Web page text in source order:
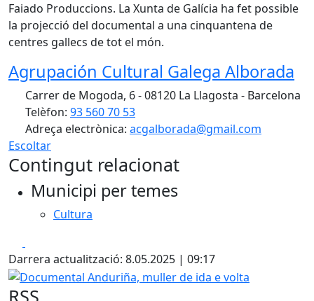
Faiado Produccions. La Xunta de Galícia ha fet possible
la projecció del documental a una cinquantena de
centres gallecs de tot el món.
Agrupación Cultural Galega Alborada
Carrer de Mogoda, 6 - 08120 La Llagosta - Barcelona
Telèfon: 93 560 70 53
Adreça electrònica: acgalborada@gmail.com
Escoltar
Contingut relacionat
Municipi per temes
Cultura
Darrera actualització: 8.05.2025 | 09:17
Documental Anduriña, muller de ida e volta
RSS